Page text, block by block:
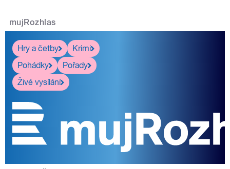
mujRozhlas
Hry a četby
Krimi
Pohádky
Pořady
Živé vysílání